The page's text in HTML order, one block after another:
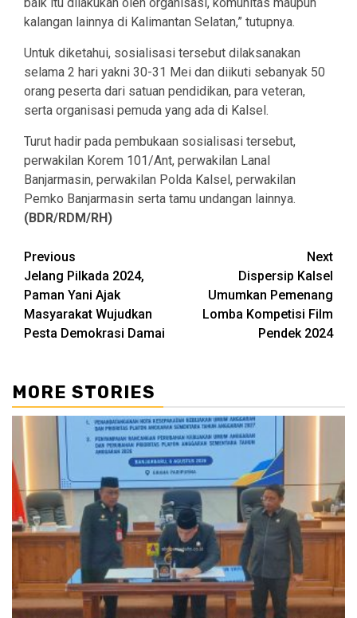
baik itu dilakukan oleh organisasi, komunitas maupun
kalangan lainnya di Kalimantan Selatan,” tutupnya.
Untuk diketahui, sosialisasi tersebut dilaksanakan
selama 2 hari yakni 30-31 Mei dan diikuti sebanyak 50
orang peserta dari satuan pendidikan, para veteran,
serta organisasi pemuda yang ada di Kalsel.
Turut hadir pada pembukaan sosialisasi tersebut,
perwakilan Korem 101/Ant, perwakilan Lanal
Banjarmasin, perwakilan Polda Kalsel, perwakilan
Pemko Banjarmasin serta tamu undangan lainnya.
(BDR/RDM/RH)
Continue
Reading
Previous
Jelang Pilkada 2024,
Paman Yani Ajak
Masyarakat Wujudkan
Pesta Demokrasi Damai
Next
Dispersip Kalsel
Umumkan Pemenang
Lomba Kompetisi Film
Pendek 2024
MORE STORIES